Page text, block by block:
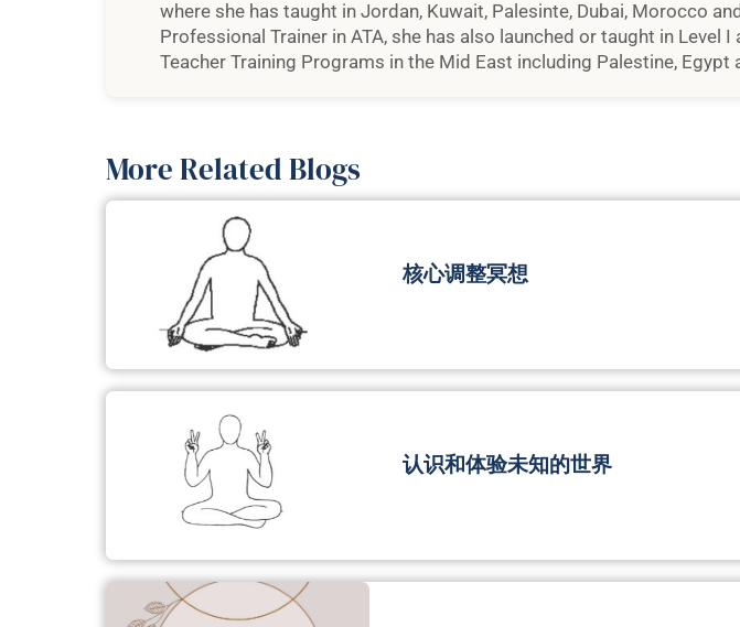
激活你沟通的力量